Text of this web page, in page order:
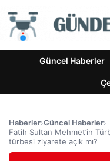
Güncel Haberler
Haberler›Güncel Haberler›
Fatih Sultan Mehmet’in
türbesi ziyarete açık mı?